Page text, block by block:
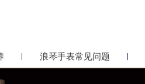
浪琴手表常见问题